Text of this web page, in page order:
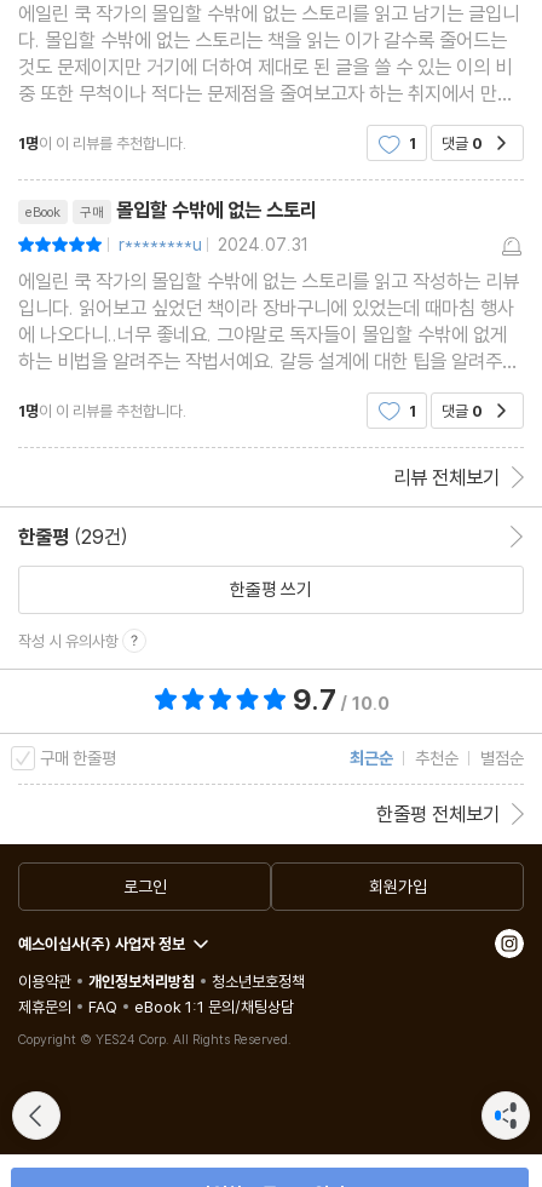
에일린 쿡 작가의 몰입할 수밖에 없는 스토리를 읽고 남기는 글입니
다. 몰입할 수밖에 없는 스토리는 책을 읽는 이가 갈수록 줄어드는
것도 문제이지만 거기에 더하여 제대로 된 글을 쓸 수 있는 이의 비
중 또한 무척이나 적다는 문제점을 줄여보고자 하는 취지에서 만들
어진 책입니다. 최근 들어서 몰입할 수밖에 없는 스토리와 비슷한 느
낌을 내는 책들이 우후죽순으로 쏟아져 나오고
1명이 이 리뷰를 추천합니다. 1 댓글 0
eBook 구매 몰입할 수밖에 없는 스토리
| r********u | 2024.07.31
에일린 쿡 작가의 몰입할 수밖에 없는 스토리를 읽고 작성하는 리뷰
입니다. 읽어보고 싶었던 책이라 장바구니에 있었는데 때마침 행사
에 나오다니..너무 좋네요. 그야말로 독자들이 몰입할 수밖에 없게
하는 비법을 알려주는 작법서예요. 갈등 설계에 대한 팁을 알려주서
1명이 이 리뷰를 추천합니다. 1 댓글 0
리뷰 전체보기
한줄평 (29건)
한줄평 쓰기
작성 시 유의사항
9.7 / 10.0
구매 한줄평 최근순 추천순 별점순
한줄평 전체보기
로그인 회원가입
예스이십사(주) 사업자 정보
이용약관
개인정보처리방침
청소년보호정책
제휴문의
FAQ eBook 1:1 문의/채팅상담
Copyright © YES24 Corp. All Rights Reserved.